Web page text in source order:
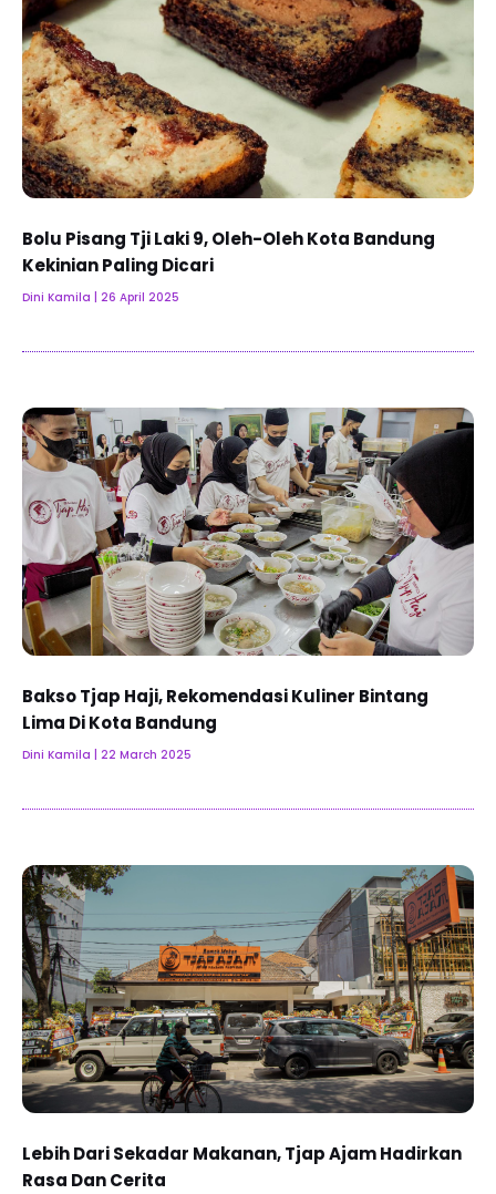
Bolu Pisang Tji Laki 9, Oleh-Oleh Kota Bandung
Kekinian Paling Dicari
Dini Kamila 26 April 2025
Bakso Tjap Haji, Rekomendasi Kuliner Bintang
Lima Di Kota Bandung
Dini Kamila 22 March 2025
Lebih Dari Sekadar Makanan, Tjap Ajam Hadirkan
Rasa Dan Cerita